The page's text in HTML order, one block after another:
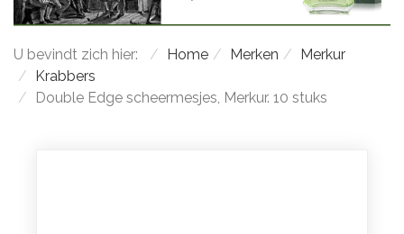
U bevindt zich hier: Home Merken
Merkur
Krabbers
Double Edge scheermesjes, Merkur. 10 stuks